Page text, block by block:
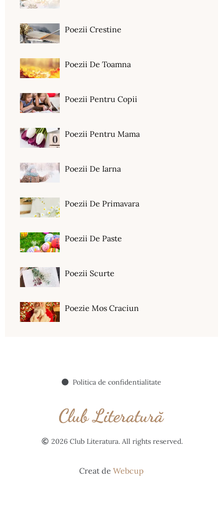
Poezii Crestine
Poezii De Toamna
Poezii Pentru Copii
Poezii Pentru Mama
Poezii De Iarna
Poezii De Primavara
Poezii De Paste
Poezii Scurte
Poezie Mos Craciun
Politica de confidentialitate
2026 Club Literatura. All rights reserved.
Creat de Webcup